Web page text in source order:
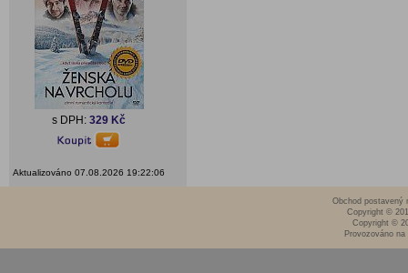
s DPH: 329 Kč
Aktualizováno 07.08.2026 19:22:06
Obchod postavený
Copyright ©
Copyright ©
Provozováno